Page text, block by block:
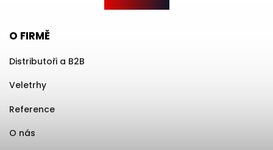
O FIRMĚ
Distributoři a B2B
Veletrhy
Reference
O nás